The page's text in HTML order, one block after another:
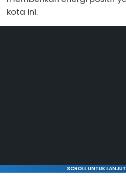
kota ini.
SCROLL UNTUK